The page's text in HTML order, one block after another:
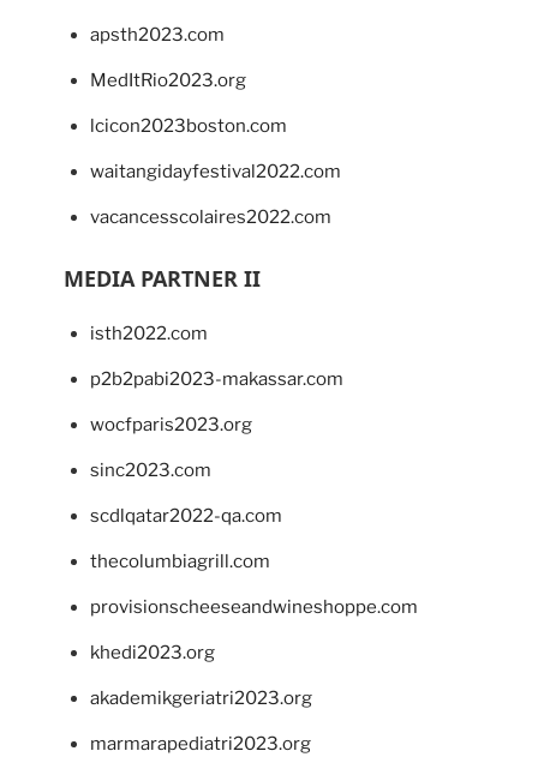
apsth2023.com
MedItRio2023.org
lcicon2023boston.com
waitangidayfestival2022.com
vacancesscolaires2022.com
MEDIA PARTNER II
isth2022.com
p2b2pabi2023-makassar.com
wocfparis2023.org
sinc2023.com
scdlqatar2022-qa.com
thecolumbiagrill.com
provisionscheeseandwineshoppe.com
khedi2023.org
akademikgeriatri2023.org
marmarapediatri2023.org